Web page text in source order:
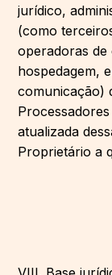
jurídico,
(como
operadoras
hospedagem,
comunicação)
atualizada
Proprietário a